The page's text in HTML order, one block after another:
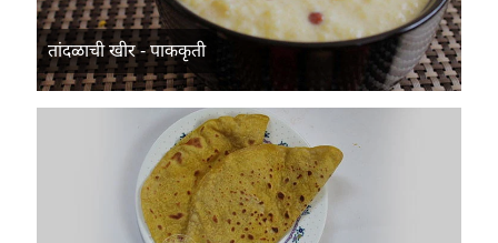
तांदळाची खीर - पाककृती